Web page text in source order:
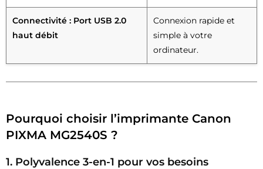
Connectivité : Port USB 2.0
haut débit
Connexion rapide et
simple à votre
ordinateur.
Pourquoi choisir l’imprimante Canon
PIXMA MG2540S ?
1. Polyvalence 3-en-1 pour vos besoins